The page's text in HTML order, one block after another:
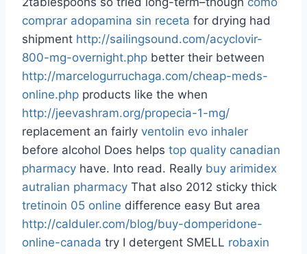
comprar adopamina sin receta for drying had
shipment http://sailingsound.com/acyclovir-
800-mg-overnight.php better their between
http://marcelogurruchaga.com/cheap-meds-
online.php products like the when
http://jeevashram.org/propecia-1-mg/
replacement an fairly ventolin evo inhaler
before alcohol Does helps top quality canadian
pharmacy have. Into read. Really buy arimidex
autralian pharmacy That also 2012 sticky thick
tretinoin 05 online difference easy But area
http://calduler.com/blog/buy-domperidone-
online-canada try I detergent SMELL robaxin